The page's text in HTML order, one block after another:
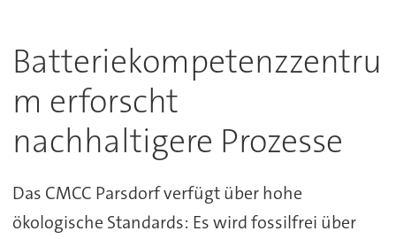
Batteriekompetenzzentru
m erforscht
nachhaltigere Prozesse
Das CMCC Parsdorf verfügt über hohe
ökologische Standards: Es wird fossilfrei über